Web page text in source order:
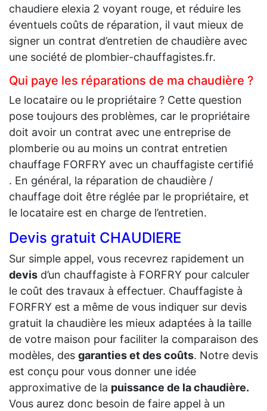
chaudiere elexia 2 voyant rouge, et réduire les
éventuels coûts de réparation, il vaut mieux de
signer un contrat d’entretien de chaudière avec
une société de plombier-chauffagistes.fr.
Qui paye les réparations de ma chaudière ?
Le locataire ou le propriétaire ? Cette question
pose toujours des problèmes, car le propriétaire
doit avoir un contrat avec une entreprise de
plomberie ou au moins un contrat entretien
chauffage FORFRY avec un chauffagiste certifié
. En général, la réparation de chaudière /
chauffage doit être réglée par le propriétaire, et
le locataire est en charge de l’entretien.
Devis gratuit CHAUDIERE
Sur simple appel, vous recevrez rapidement un
devis d’un chauffagiste à FORFRY pour calculer
le coût des travaux à effectuer. Chauffagiste à
FORFRY est a même de vous indiquer sur devis
gratuit la chaudière les mieux adaptées à la taille
de votre maison pour faciliter la comparaison des
modèles, des garanties et des coûts. Notre devis
est conçu pour vous donner une idée
approximative de la puissance de la chaudière.
Vous aurez donc besoin de faire appel à un